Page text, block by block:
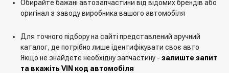
Обирайте бажані автозапчастини від відомих брендів або
оригінал з заводу виробника вашого автомобіля
Для точного підбору на сайті представлений зручний
каталог, де потрібно лише ідентифікувати своє авто
Якщо не знайдете необхідну запчастину - залиште запит
та вкажіть VIN код автомобіля